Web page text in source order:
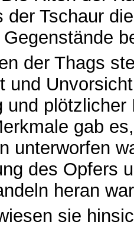
der Tschaur
der Thags
und
und
gab
unterworfen
des Opfers
heran
sie